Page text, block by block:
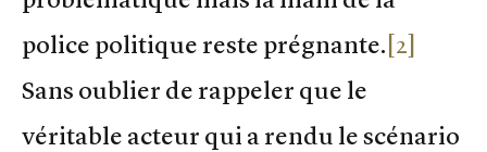
police politique reste prégnante.[2]
Sans oublier de rappeler que le
véritable acteur qui a rendu le scénario